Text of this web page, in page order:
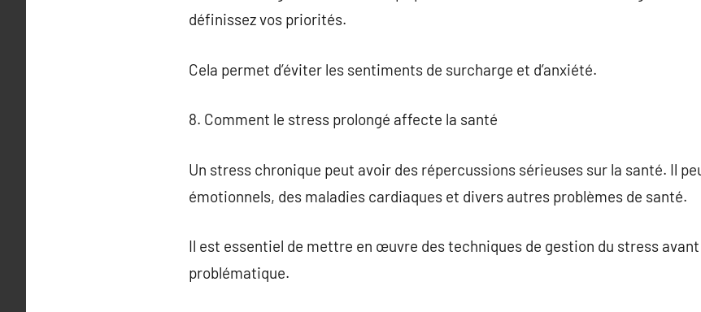
définissez vos priorités.
Cela permet d’éviter les sentiments de surcharge et d’anxiété.
8. Comment le stress prolongé affecte la santé
Un stress chronique peut avoir des répercussions sérieuses sur la santé. Il
émotionnels, des maladies cardiaques et divers autres problèmes de santé.
Il est essentiel de mettre en œuvre des techniques de gestion du stress avant
problématique.